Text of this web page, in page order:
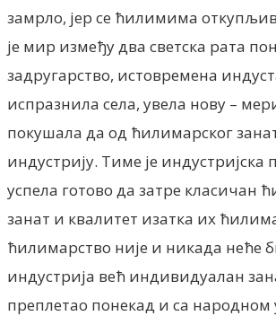
замрло, јер се ћилимима
је мир између два светска рата
задругарство, истовремена
испразнила села, увела нову –
покушала да од ћилимарског
индустрију. Тиме је
успела готово да затре класичан
занат и квалитет изатка их
ћилимарство није и никада неће
индустрија већ индивидуалан
преплетао понекад и са